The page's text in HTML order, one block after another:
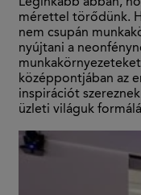
Leginkább abban,
mérettel törődünk.
nem csupán
nyújtani a
középpontjában az
inspirációt
üzleti világuk